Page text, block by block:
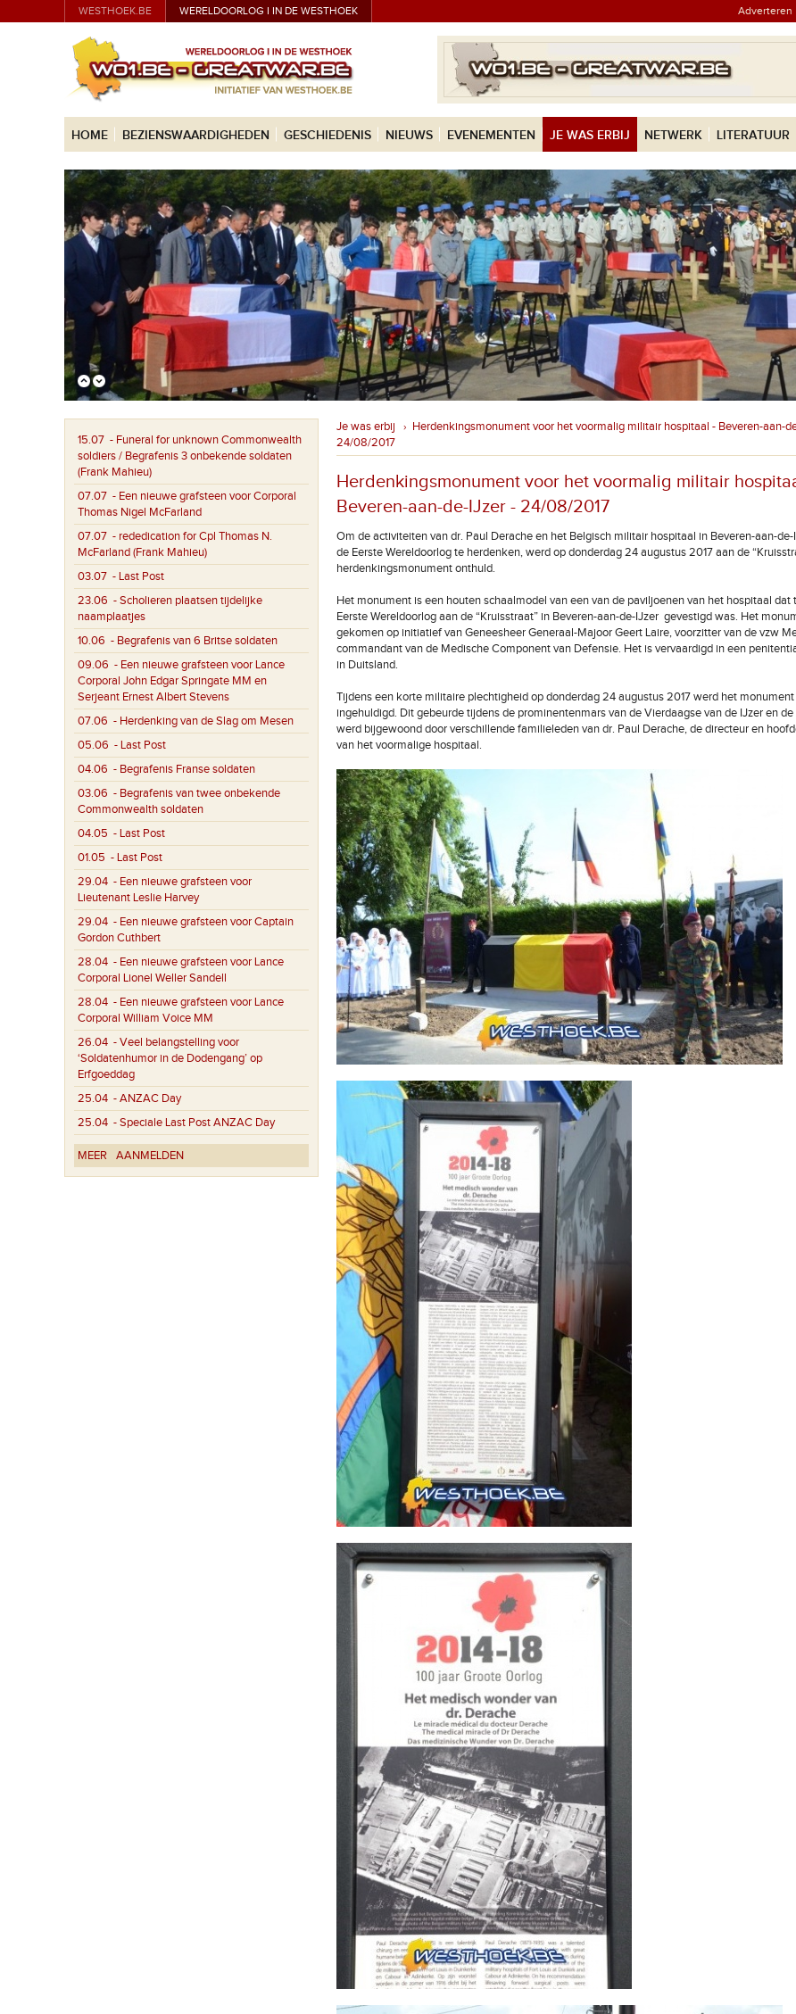
WESTHOEK.BE WERELDOORLOG I IN DE WESTHOEK Adverteren
HOME BEZIENSWAARDIGHEDEN GESCHIEDENIS NIEUWS EVENEMENTEN JE WAS ERBIJ NETWERK LITERATUUR
15.07 - Funeral for unknown Commonwealth
soldiers / Begrafenis 3 onbekende soldaten
(Frank Mahieu)
07.07 - Een nieuwe grafsteen voor Corporal
Thomas Nigel McFarland
07.07 - rededication for Cpl Thomas N.
McFarland (Frank Mahieu)
03.07 - Last Post
23.06 - Scholieren plaatsen tijdelijke
naamplaatjes
10.06 - Begrafenis van 6 Britse soldaten
09.06 - Een nieuwe grafsteen voor Lance
Corporal John Edgar Springate MM en
Serjeant Ernest Albert Stevens
07.06 - Herdenking van de Slag om Mesen
05.06 - Last Post
04.06 - Begrafenis Franse soldaten
03.06 - Begrafenis van twee onbekende
Commonwealth soldaten
04.05 - Last Post
01.05 - Last Post
29.04 - Een nieuwe grafsteen voor
Lieutenant Leslie Harvey
29.04 - Een nieuwe grafsteen voor Captain
Gordon Cuthbert
28.04 - Een nieuwe grafsteen voor Lance
Corporal Lionel Weller Sandell
28.04 - Een nieuwe grafsteen voor Lance
Corporal William Voice MM
26.04 - Veel belangstelling voor
‘Soldatenhumor in de Dodengang’ op
Erfgoeddag
25.04 - ANZAC Day
25.04 - Speciale Last Post ANZAC Day
MEER AANMELDEN
Je was erbij › Herdenkingsmonument voor het voormalig militair hospitaal - Beveren-aan-
24/08/2017
Herdenkingsmonument voor het voormalig militair
Beveren-aan-de-IJzer - 24/08/2017
Om de activiteiten van dr. Paul Derache en het Belgisch militair hospitaal in Beveren-aan-
de Eerste Wereldoorlog te herdenken, werd op donderdag 24 augustus 2017 aan de
herdenkingsmonument onthuld.
Het monument is een houten schaalmodel van een van de paviljoenen van het hospitaal dat
Eerste Wereldoorlog aan de “Kruisstraat” in Beveren-aan-de-IJzer gevestigd was. Het
gekomen op initiatief van Geneesheer Generaal-Majoor Geert Laire, voorzitter van de vzw
commandant van de Medische Component van Defensie. Het is vervaardigd in een
in Duitsland.
Tijdens een korte militaire plechtigheid op donderdag 24 augustus 2017 werd het
ingehuldigd. Dit gebeurde tijdens de prominentenmars van de Vierdaagse van de IJzer en
werd bijgewoond door verschillende familieleden van dr. Paul Derache, de directeur en
van het voormalige hospitaal.